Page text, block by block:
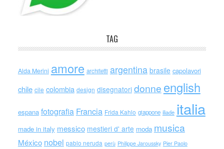
TAG
Alda Merini amore architetti argentina brasile capolavori
chile cile colombia design disegnatori donne english
espana fotografia Francia Frida Kahlo giappone iliade italia
made in italy messico mestieri d' arte moda musica
México nobel pablo neruda perù Philippe Jaroussky Pier Paolo